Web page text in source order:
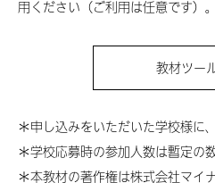
用ください（ご利用は任意です）。
教材ツー
＊申し込みをいただいた学校様に
＊学校応募時の参加人数は暫定の
＊本教材の著作権は株式会社マイ